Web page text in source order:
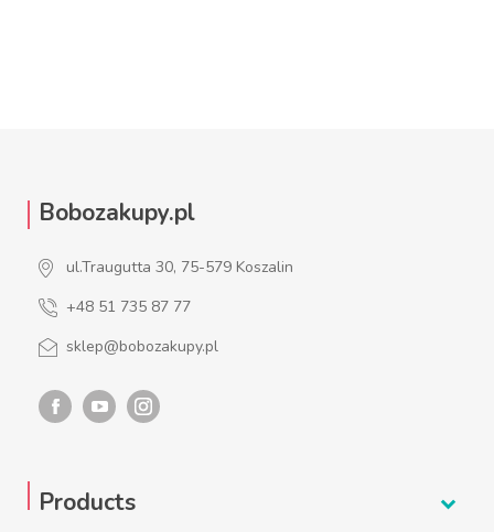
Bobozakupy.pl
ul.Traugutta 30, 75-579 Koszalin
+48 51 735 87 77
sklep@bobozakupy.pl
Products